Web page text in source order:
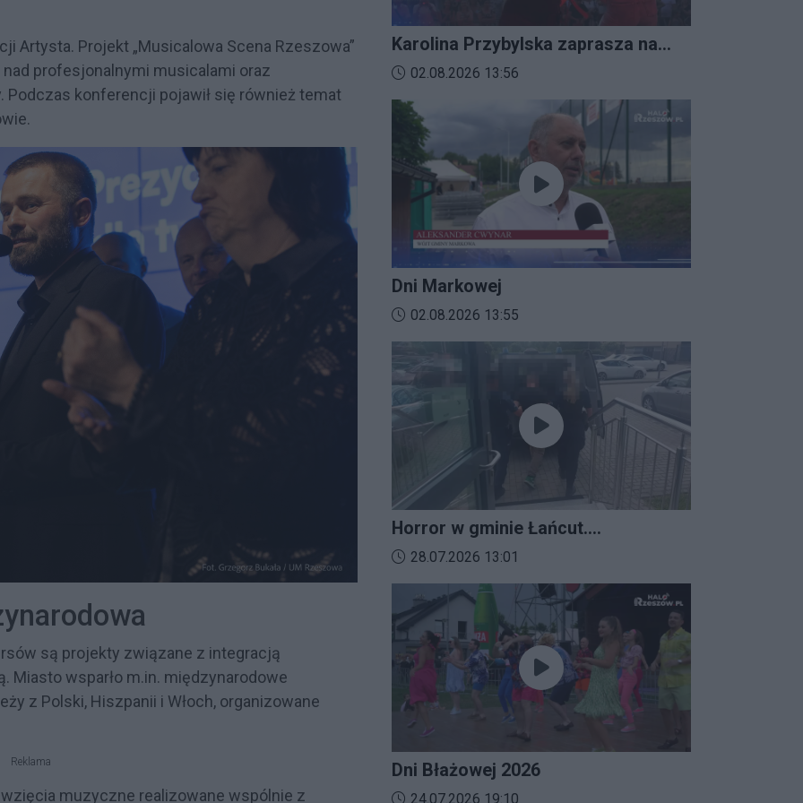
Artysta. Projekt „Musicalowa Scena Rzeszowa”
profesjonalnymi musicalami oraz
Podczas konferencji pojawił się również temat
są projekty związane z integracją
Miasto wsparło m.in. międzynarodowe
z Polski, Hiszpanii i Włoch, organizowane
Reklama
muzyczne realizowane wspólnie z
Karolina Przybylska zaprasza na
Imprezalia 2026
Data dodania materiału wideo:
02.08.2026 13:56
Dni Markowej
Data dodania materiału wideo:
02.08.2026 13:55
Horror w gminie Łańcut.
Mieszkaniec Rzeszowa
terroryzował rodzinę nożem i
zaatakował policjantów!
Data dodania materiału wideo:
28.07.2026 13:01
Dni Błażowej 2026
Data dodania materiału wideo:
24.07.2026 19:10